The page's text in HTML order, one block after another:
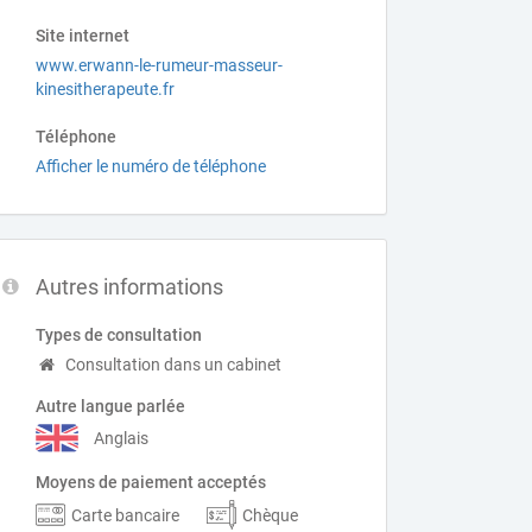
Site internet
www.erwann-le-rumeur-masseur-
kinesitherapeute.fr
Téléphone
Afficher le numéro de téléphone
Autres informations
Types de consultation
Consultation dans un cabinet
Autre langue parlée
Anglais
Moyens de paiement acceptés
Carte bancaire
Chèque